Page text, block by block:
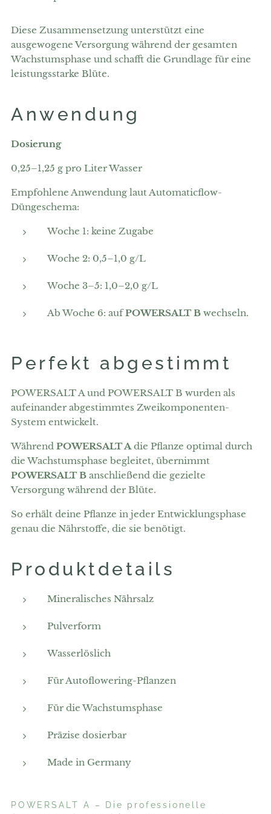
Diese Zusammensetzung unterstützt eine
ausgewogene Versorgung während der gesamten
Wachstumsphase und schafft die Grundlage für eine
leistungsstarke Blüte.
Anwendung
Dosierung
0,25–1,25 g pro Liter Wasser
Empfohlene Anwendung laut Automaticflow-
Düngeschema:
Woche 1: keine Zugabe
Woche 2: 0,5–1,0 g/L
Woche 3–5: 1,0–2,0 g/L
Ab Woche 6: aufPOWERSALT B wechseln.
Perfekt abgestimmt
POWERSALT A und POWERSALT B wurden als
aufeinander abgestimmtes Zweikomponenten-
System entwickelt.
Während POWERSALT Adie Pflanze optimal durch
die Wachstumsphase begleitet, übernimmt
POWERSALT B anschließend die gezielte
Versorgung während der Blüte.
So erhält deine Pflanze in jeder Entwicklungsphase
genau die Nährstoffe, die sie benötigt.
Produktdetails
Mineralisches Nährsalz
Pulverform
Wasserlöslich
Für Autoflowering-Pflanzen
Für die Wachstumsphase
Präzise dosierbar
Made in Germany
POWERSALT A – Die professionelle